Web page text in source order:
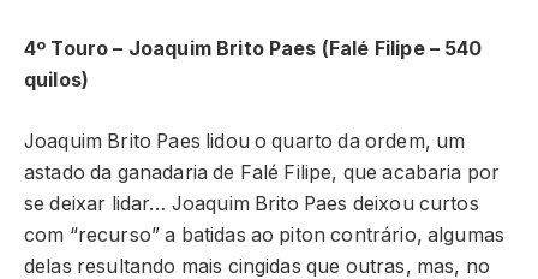
4º Touro – Joaquim Brito Paes (Falé Filipe – 540
quilos)
Joaquim Brito Paes lidou o quarto da ordem, um
astado da ganadaria de Falé Filipe, que acabaria por
se deixar lidar… Joaquim Brito Paes deixou curtos
com “recurso” a batidas ao piton contrário, algumas
delas resultando mais cingidas que outras, mas, no